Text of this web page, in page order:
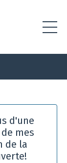
d'une
mes
de la